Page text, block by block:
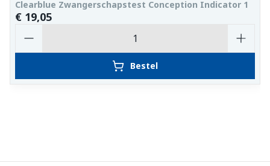
Clearblue Zwangerschapstest Conception Indicator 1
€ 19,05
Bestel